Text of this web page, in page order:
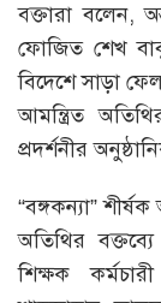
ব্ক্তারা বলেন,
ফোজিত শেখ
বিদেশে সাড়া
আমন্ত্রিত
প্রদর্শনীর
“বঙ্গকন্যা”
অতিথির
শিক্ষক